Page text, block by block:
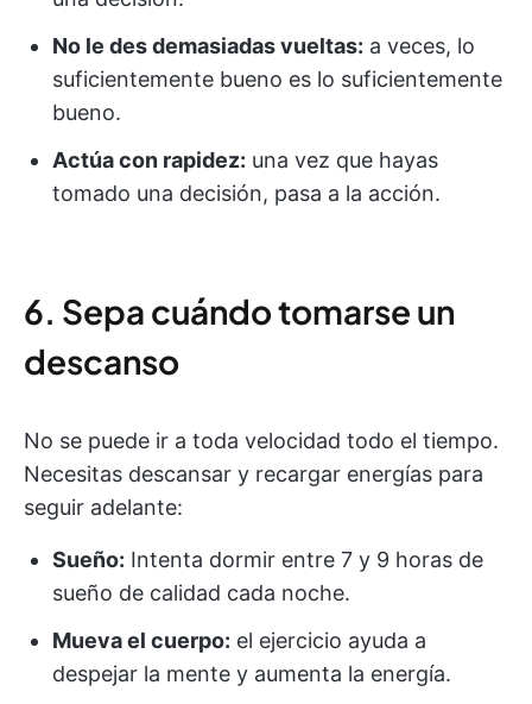
No le des demasiadas vueltas: a veces, lo
suficientemente bueno es lo suficientemente
bueno.
Actúa con rapidez: una vez que hayas
tomado una decisión, pasa a la acción.
6. Sepa cuándo tomarse un
descanso
No se puede ir a toda velocidad todo el tiempo.
Necesitas descansar y recargar energías para
seguir adelante:
Sueño: Intenta dormir entre 7 y 9 horas de
sueño de calidad cada noche.
Mueva el cuerpo: el ejercicio ayuda a
despejar la mente y aumenta la energía.